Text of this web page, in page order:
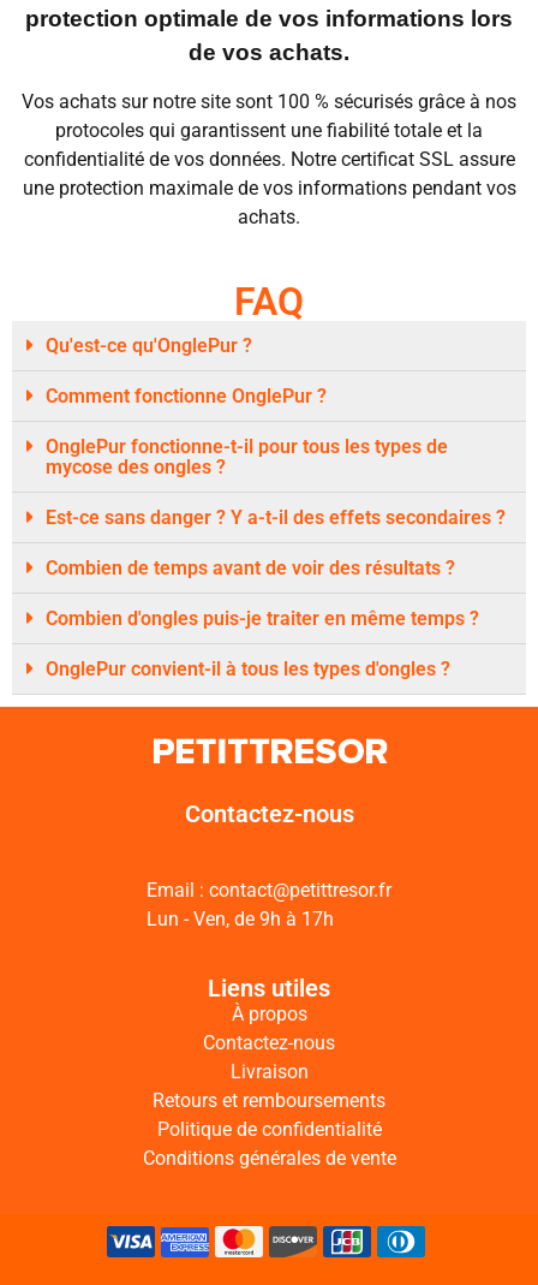
protection optimale de vos informations lors
de vos achats.
Vos achats sur notre site sont 100 % sécurisés grâce à nos
protocoles qui garantissent une fiabilité totale et la
confidentialité de vos données. Notre certificat SSL assure
une protection maximale de vos informations pendant vos
achats.
FAQ
Qu'est-ce qu'OnglePur ?
Comment fonctionne OnglePur ?
OnglePur fonctionne-t-il pour tous les types de
mycose des ongles ?
Est-ce sans danger ? Y a-t-il des effets secondaires ?
Combien de temps avant de voir des résultats ?
Combien d'ongles puis-je traiter en même temps ?
OnglePur convient-il à tous les types d'ongles ?
Contactez-nous
Email : contact@petittresor.fr
Lun - Ven, de 9h à 17h
Liens utiles
À propos
Contactez-nous
Livraison
Retours et remboursements
Politique de confidentialité
Conditions générales de vente